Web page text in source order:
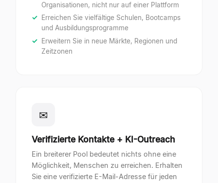
Organisationen, nicht nur auf einer Plattform
Erreichen Sie vielfältige Schulen, Bootcamps
und Ausbildungsprogramme
Erweitern Sie in neue Märkte, Regionen und
Zeitzonen
✉
Verifizierte Kontakte + KI-Outreach
Ein breiterer Pool bedeutet nichts ohne eine
Möglichkeit, Menschen zu erreichen. Erhalten
Sie eine verifizierte E-Mail-Adresse für jeden